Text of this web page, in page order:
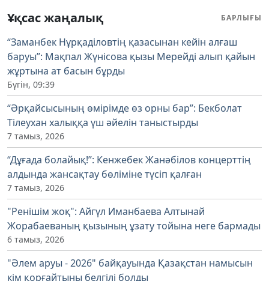
Ұқсас жаңалық БАРЛЫҒЫ
“Заманбек Нұрқаділовтің қазасынан кейін алғаш
баруы”: Мақпал Жүнісова қызы Мерейді алып қайын
жұртына ат басын бұрды
Бүгін, 09:39
“Әрқайсысының өмірімде өз орны бар”: Бекболат
Тілеухан халыққа үш әйелін таныстырды
7 тамыз, 2026
“Дұғада болайық!”: Кенжебек Жанәбілов концерттің
алдында жансақтау бөліміне түсіп қалған
7 тамыз, 2026
"Ренішім жоқ": Айгүл Иманбаева Алтынай
Жорабаеваның қызының ұзату тойына неге бармады
6 тамыз, 2026
"Әлем аруы - 2026" байқауында Қазақстан намысын
кім қорғайтыны белгілі болды